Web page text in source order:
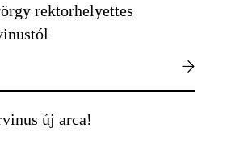
rektorhelyettes
új arca!